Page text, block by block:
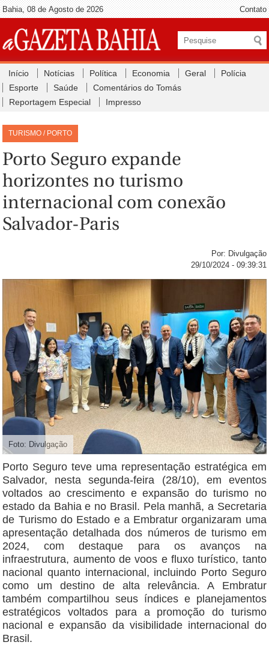
Bahia, 08 de Agosto de 2026 Contato
Início Notícias Política Economia Geral
Polícia
Esporte
Saúde
Comentários do Tomás
Reportagem Especial
Impresso
TURISMO / PORTO
Porto Seguro expande
horizontes no turismo
internacional com conexão
Salvador-Paris
Por: Divulgação
29/10/2024 - 09:39:31
Foto: Divulgação
Porto Seguro teve uma representação estratégica em
Salvador, nesta segunda-feira (28/10), em eventos
voltados ao crescimento e expansão do turismo no
estado da Bahia e no Brasil. Pela manhã, a Secretaria
de Turismo do Estado e a Embratur organizaram uma
apresentação detalhada dos números de turismo em
2024, com destaque para os avanços na
infraestrutura, aumento de voos e fluxo turístico, tanto
nacional quanto internacional, incluindo Porto Seguro
como um destino de alta relevância. A Embratur
também compartilhou seus índices e planejamentos
estratégicos voltados para a promoção do turismo
nacional e expansão da visibilidade internacional do
Brasil.